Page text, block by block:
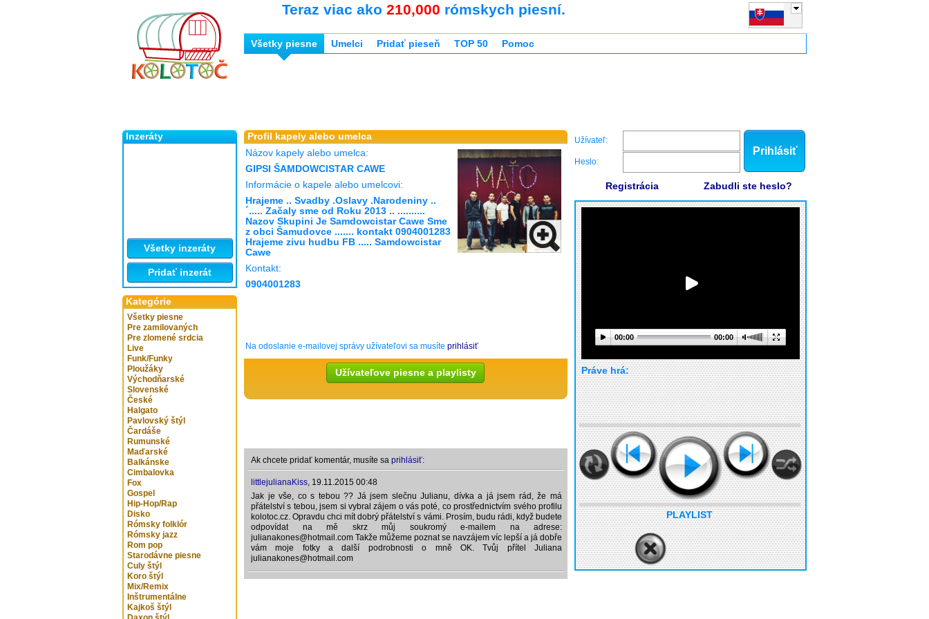
Inzeráty
Všetky inzeráty
Pridať inzerát
Kategórie
Všetky piesne
Pre zamilovaných
Pre zlomené srdcia
Live
Funk/Funky
Ploužáky
Východňarské
Slovenské
České
Halgato
Pavlovský štýl
Čardáše
Rumunské
Maďarské
Balkánske
Cimbalovka
Fox
Gospel
Hip-Hop/Rap
Disko
Rómsky folklór
Rómsky jazz
Rom pop
Starodávne piesne
Culy štýl
Koro štýl
Mix/Remix
Inštrumentálne
Kajkoš štýl
Teraz viac ako 210,000 rómskych piesní.
Všetky piesne Umelci Pridať pieseň TOP 50 Pomoc
Profil kapely alebo umelca
Názov kapely alebo umelca:
GIPSI ŠAMDOWCISTAR CAWE
Informácie o kapele alebo umelcovi:
Hrajeme .. Svadby .Oslavy .Narodeniny ..
´..... Začaly sme od Roku 2013 .. ..........
Nazov Skupini Je Samdowcistar Cawe Sme
z obci Šamudovce ....... kontakt 0904001283
Hrajeme zivu hudbu FB ..... Samdowcistar
Cawe
Kontakt:
0904001283
Na odoslanie e-mailovej správy užívateľovi sa musíte prihlásiť
Užívateľove piesne a playlisty
Ak chcete pridať komentár, musíte sa prihlásiť:
littlejulianaKiss, 19.11.2015 00:48
Jak je vše, co s tebou ?? Já jsem slečnu Julianu, dívka a já jsem rád, že má
přátelství s tebou, jsem si vybral zájem o vás poté, co prostřednictvím svého profilu
kolotoc.cz. Opravdu chci mít dobrý přátelství s vámi. Prosím, budu rádi, když budete
odpovídat na mě skrz můj soukromý e-mailem na adrese:
julianakones@hotmail.com Takže můžeme poznat se navzájem víc lepší a já dobře
vám moje fotky a další podrobnosti o mně OK. Tvůj přítel Juliana
julianakones@hotmail.com
Užívateľ:
Heslo:
Prihlásiť
Registrácia Zabudli ste heslo?
00:00 00:00
Práve hrá:
PLAYLIST